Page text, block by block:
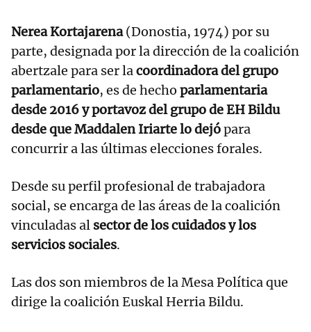
Nerea Kortajarena(Donostia, 1974) por su
parte, designada por la dirección de la coalición
abertzale para ser lacoordinadora del grupo
parlamentario, es de hecho parlamentaria
desde 2016 y portavoz del grupo de EH Bildu
desde que Maddalen Iriarte lo dejópara
concurrir a las últimas elecciones forales.
Desde su perfil profesional de trabajadora
social, se encarga de las áreas de la coalición
vinculadas al sector de los cuidados y los
servicios sociales.
Las dos son miembros de la Mesa Política que
dirige la coalición Euskal Herria Bildu.